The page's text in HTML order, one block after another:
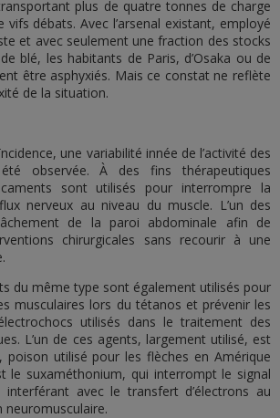
plus de quatre tonnes de charge
débats. Avec l’arsenal existant, employé
et avec seulement une fraction des stocks
blé, les habitants de Paris, d’Osaka ou de
être asphyxiés. Mais ce constat ne reflète
de la situation.
une variabilité innée de l’activité des
observée. À des fins thérapeutiques
sont utilisés pour interrompre la
nerveux au niveau du muscle. L’un des
de la paroi abdominale afin de
chirurgicales sans recourir à une
du même type sont également utilisés pour
musculaires lors du tétanos et prévenir les
utilisés dans le traitement des
L’un de ces agents, largement utilisé, est
poison utilisé pour les flèches en Amérique
le suxaméthonium, qui interrompt le signal
interférant avec le transfert d’électrons au
neuromusculaire.